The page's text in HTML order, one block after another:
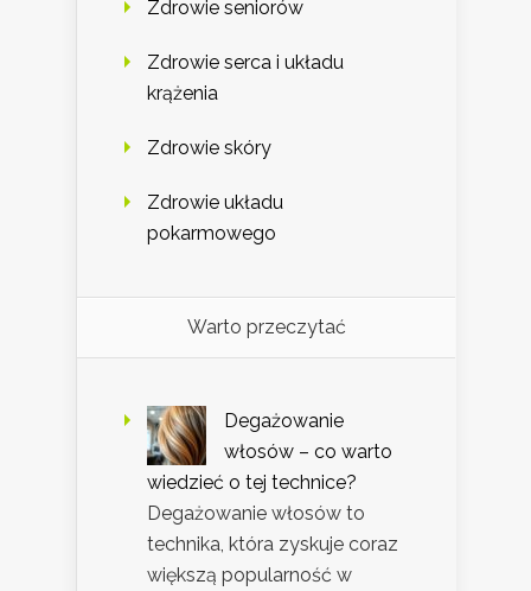
Zdrowie seniorów
Zdrowie serca i układu
krążenia
Zdrowie skóry
Zdrowie układu
pokarmowego
Warto przeczytać
Degażowanie
włosów – co warto
wiedzieć o tej technice?
Degażowanie włosów to
technika, która zyskuje coraz
większą popularność w